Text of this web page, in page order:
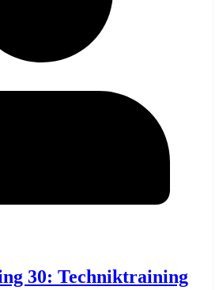
30: Techniktraining